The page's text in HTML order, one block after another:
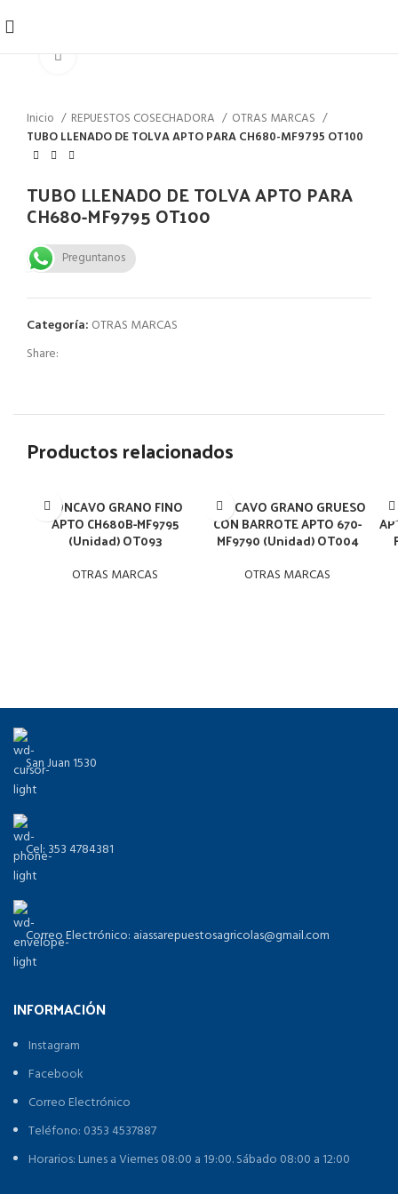
Inicio REPUESTOS COSECHADORA
OTRAS MARCAS
TUBO LLENADO DE TOLVA APTO PARA CH680-MF9795 OT100
TUBO LLENADO DE TOLVA APTO PARA
CH680-MF9795 OT100
Preguntanos
Categoría: OTRAS MARCAS
Share:
Productos relacionados
CÓNCAVO GRANO FINO
APTO CH680B-MF9795
(Unidad) OT093
OTRAS MARCAS
CÓNCAVO GRANO GRUESO
CON BARROTE APTO 670-
MF9790 (Unidad) OT004
OTRAS MARCAS
San Juan 1530
Cel: 353 4784381
Correo Electrónico: aiassarepuestosagricolas@gmail.com
INFORMACIÓN
Instagram
Facebook
Correo Electrónico
Teléfono: 0353 4537887
Horarios: Lunes a Viernes 08:00 a 19:00. Sábado 08:00 a 12:00